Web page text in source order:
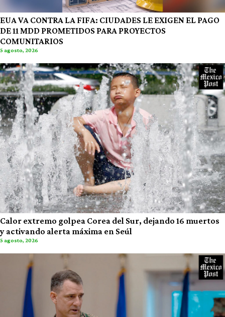
EUA VA CONTRA LA FIFA: CIUDADES LE EXIGEN EL PAGO
DE 11 MDD PROMETIDOS PARA PROYECTOS
COMUNITARIOS
5 agosto, 2026
Calor extremo golpea Corea del Sur, dejando 16 muertos
y activando alerta máxima en Seúl
5 agosto, 2026